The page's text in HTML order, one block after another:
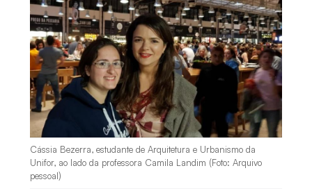
Cássia Bezerra, estudante de Arquitetura e Urbanismo da
Unifor, ao lado da professora Camila Landim (Foto: Arquivo
pessoal)